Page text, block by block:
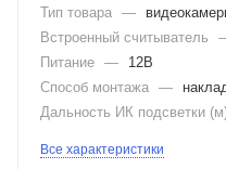
Тип товара —
Встроенный считыватель
Питание —
12В
Способ монтажа —
Дальность ИК подсветки
Все характеристики